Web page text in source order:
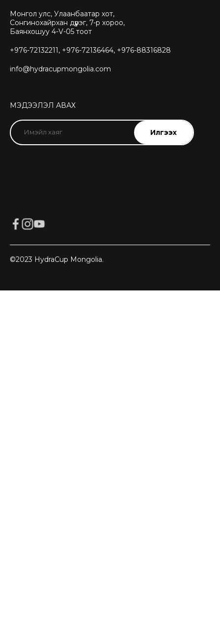
Монгол улс, Улаанбаатар хот,
Сонгинохайрхан дүүрэг, 7-р хороо,
Баянхошуу 4-V-05 тоот
+976-72132211, +976-72136464, +976-88316828
info@hydracupmongolia.com
МЭДЭЭЛЭЛ АВАХ
©2023 HydraCup Mongolia.